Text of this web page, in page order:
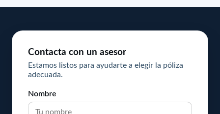
Contacta con un asesor
Estamos listos para ayudarte a elegir la póliza
adecuada.
Nombre